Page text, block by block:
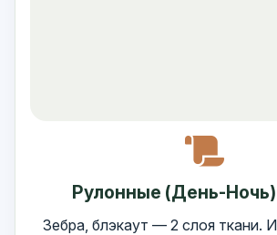
Рулонные (День-
Зебра, блэкаут — 2 слоя ткани.